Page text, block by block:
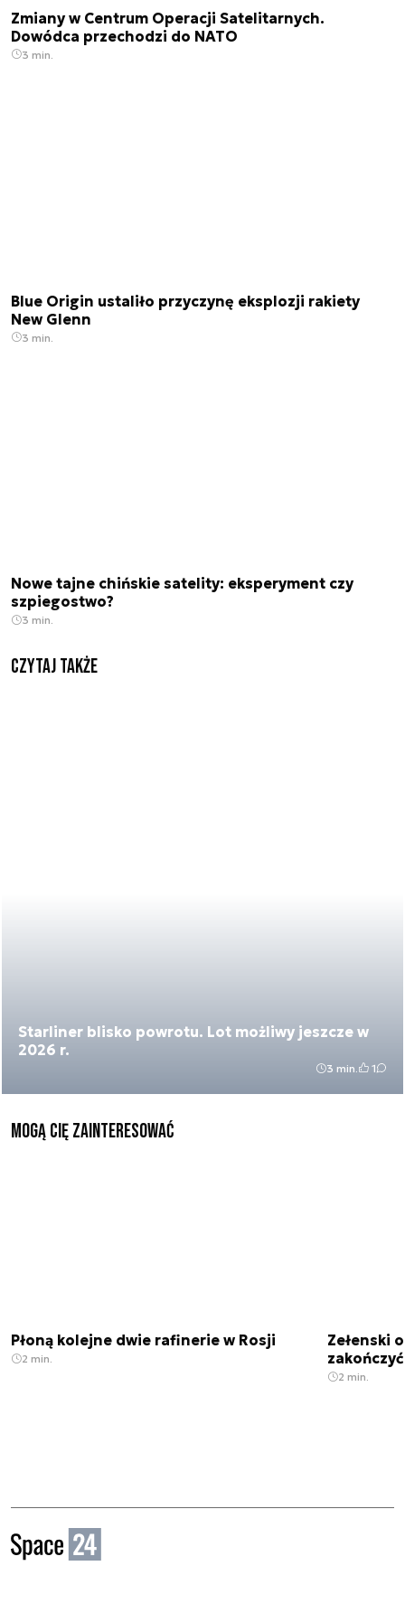
Zmiany w Centrum Operacji Satelitarnych.
Dowódca przechodzi do NATO
3 min.
Blue Origin ustaliło przyczynę eksplozji rakiety
New Glenn
3 min.
Nowe tajne chińskie satelity: eksperyment czy
szpiegostwo?
3 min.
Czytaj także
Starliner blisko powrotu. Lot możliwy jeszcze w
2026 r.
3 min. 1
Mogą Cię zainteresować
Płoną kolejne dwie rafinerie w Rosji
2 min.
Zełenski
2 min.